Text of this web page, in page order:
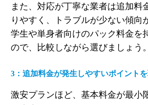
また、対応が丁寧な業者は追加料
りやすく、トラブルが少ない傾向
学生や単身者向けのパック料金を
ので、比較しながら選びましょう。
3：追加料金が発生しやすいポイント
激安プランほど、基本料金が最小